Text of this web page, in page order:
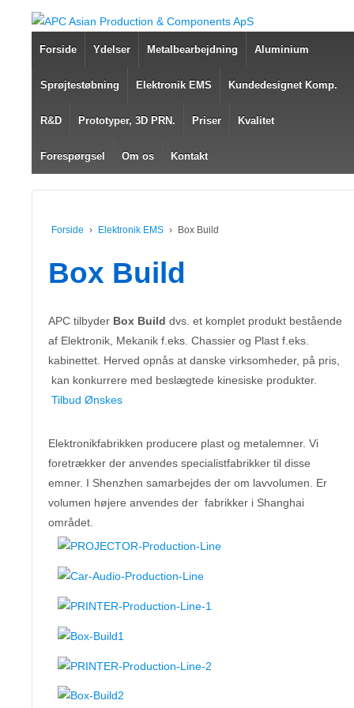
Forside Ydelser Metalbearbejdning Aluminium
Sprøjtestøbning Elektronik EMS Kundedesignet Komp.
R&D Prototyper, 3D PRN. Priser Kvalitet
Forespørgsel Om os Kontakt
Forside › Elektronik EMS › Box Build
Box Build
APC tilbyder Box Build dvs. et komplet produkt bestående
af Elektronik, Mekanik f.eks. Chassier og Plast f.eks.
kabinettet. Herved opnås at danske virksomheder, på pris,
kan konkurrere med beslægtede kinesiske produkter.
Tilbud Ønskes
Elektronikfabrikken producere plast og metalemner. Vi
foretrækker der anvendes specialistfabrikker til disse
emner. I Shenzhen samarbejdes der om lavvolumen. Er
volumen højere anvendes der fabrikker i Shanghai
området.